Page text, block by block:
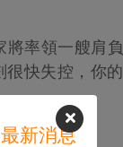
將率領一艘肩負
很快失控，你的
新消息